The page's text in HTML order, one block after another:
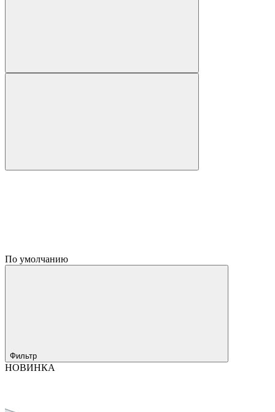
По умолчанию
Фильтр
НОВИНКА